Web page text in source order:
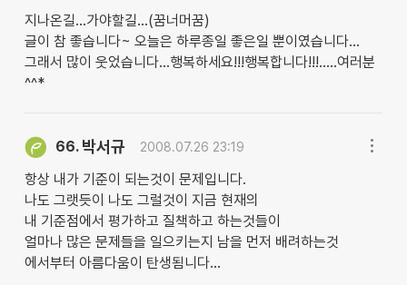
지나온길...가야할길...(꿈너머꿈)
글이 참 좋습니다~ 오늘은 하루종일 좋은일 뿐이였습니다...
그래서 많이 웃었습니다...행복하세요!!!행복합니다!!!.....여러분
^^*
66. 박서규 2008.07.26 23:19
항상 내가 기준이 되는것이 문제입니다.
나도 그랫듯이 나도 그럴것이 지금 현재의
내 기준점에서 평가하고 질책하고 하는것들이
얼마나 많은 문제들을 일으키는지 남을 먼저 배려하는것
에서부터 아름다움이 탄생됨니다...